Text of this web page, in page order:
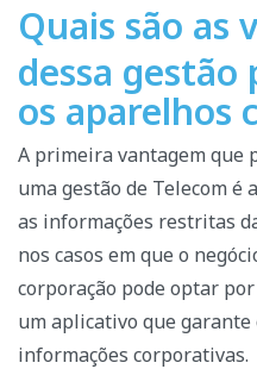
Quais são as
dessa
os aparelhos
A primeira vantagem que
uma gestão de Telecom é
as informações restritas
nos casos em que o
corporação pode optar
um aplicativo que garante
informações corporativas.